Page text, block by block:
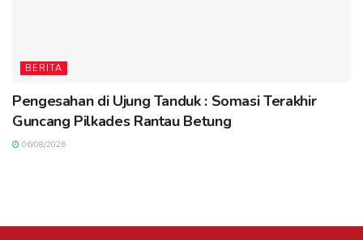
BERITA
Pengesahan di Ujung Tanduk : Somasi Terakhir
Guncang Pilkades Rantau Betung
06/08/2026